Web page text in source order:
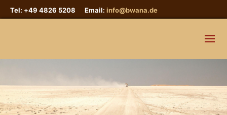
Tel: +49 4826 5208 Email: info@bwana.de